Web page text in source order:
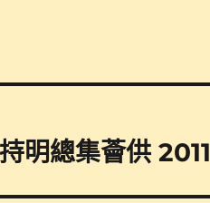
明總集薈供 2011